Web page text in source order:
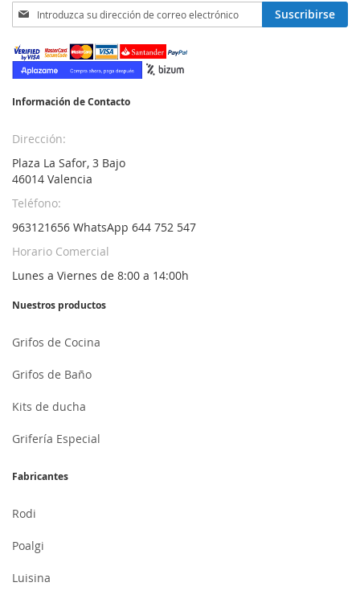
Inscríbase
a
nuestro
boletín
de
Suscribirse
Información de Contacto
Dirección:
Plaza La Safor, 3 Bajo
46014 Valencia
Teléfono:
963121656 WhatsApp 644 752 547
Horario Comercial
Lunes a Viernes de 8:00 a 14:00h
Nuestros productos
Grifos de Cocina
Grifos de Baño
Kits de ducha
Grifería Especial
Fabricantes
Rodi
Poalgi
Luisina